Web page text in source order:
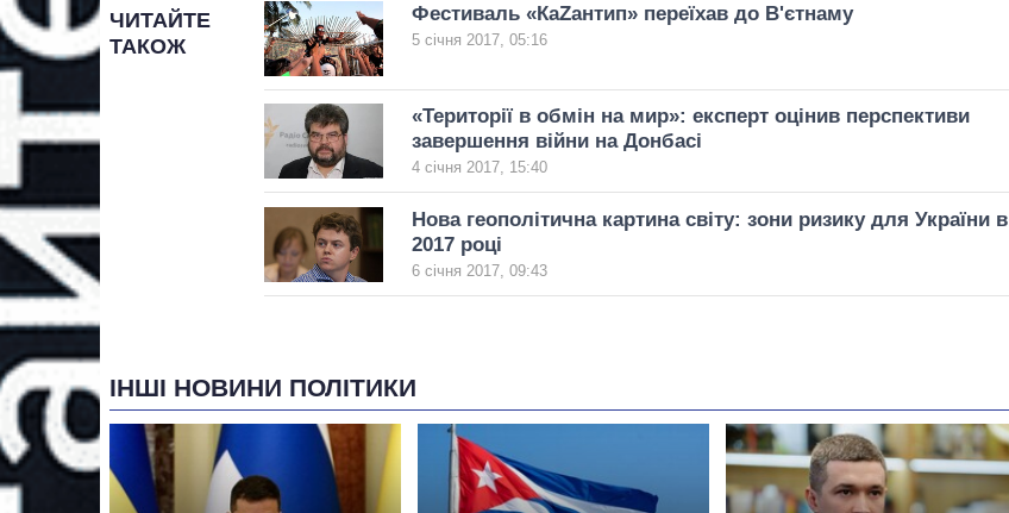
ЧИТАЙТЕ
ТАКОЖ
Фестиваль «КаZантип» переїхав до В'єтнаму
5 січня 2017, 05:16
«Території в обмін на мир»: експерт оцінив перспективи
завершення війни на Донбасі
4 січня 2017, 15:40
Нова геополітична картина світу: зони ризику для України в
2017 році
6 січня 2017, 09:43
ІНШІ НОВИНИ ПОЛІТИКИ